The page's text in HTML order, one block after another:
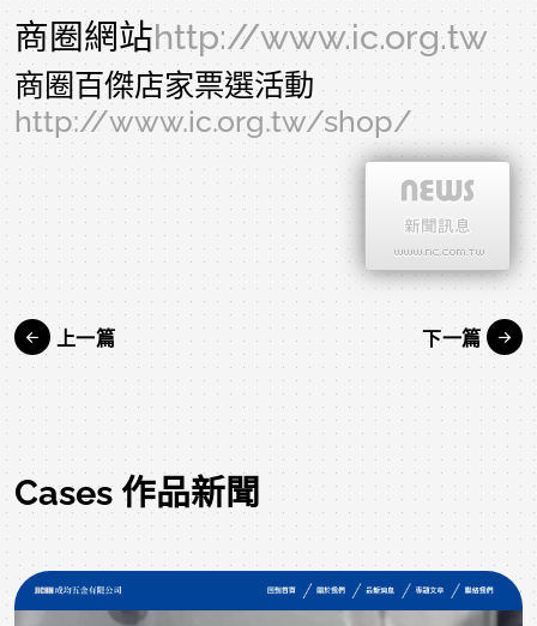
商圈網站http://www.ic.org.tw
商圈百傑店家票選活動
http://www.ic.org.tw/shop/
上一篇 下一篇
Cases 作品新聞